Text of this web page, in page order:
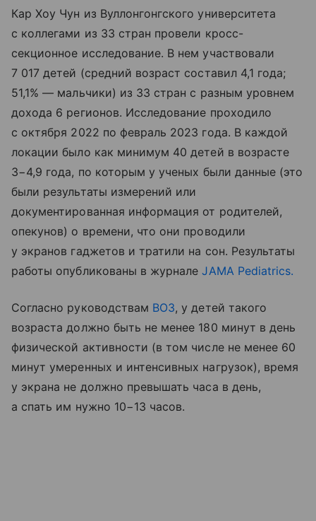
Кар Хоу Чун из Вуллонгонгского университета
с коллегами из 33 стран провели кросс-
секционное исследование. В нем участвовали
7 017 детей (средний возраст составил 4,1 года;
51,1% — мальчики) из 33 стран с разным уровнем
дохода 6 регионов. Исследование проходило
с октября 2022 по февраль 2023 года. В каждой
локации было как минимум 40 детей в возрасте
3−4,9 года, по которым у ученых были данные (это
были результаты измерений или
документированная информация от родителей,
опекунов) о времени, что они проводили
у экранов гаджетов и тратили на сон. Результаты
работы опубликованы в журнале JAMA Pediatrics.
Согласно руководствам ВОЗ, у детей такого
возраста должно быть не менее 180 минут в день
физической активности (в том числе не менее 60
минут умеренных и интенсивных нагрузок), время
у экрана не должно превышать часа в день,
а спать им нужно 10−13 часов.